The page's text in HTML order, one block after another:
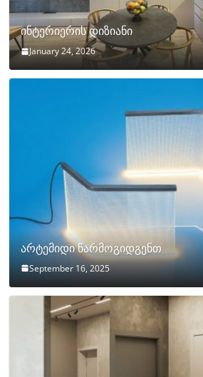
ინტერიერის დიზიანი
January 24, 2026
არტემიდი წარმოგიდგენთ
September 16, 2025